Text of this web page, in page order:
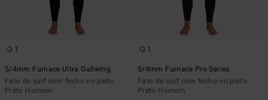
1
5/4mm Furnace Ultra Gullwing
Fato de surf com fecho no peito
Preto Homem
1
5/4mm Furnace Pro Series
Fato de surf com fecho no peito
Preto Homem